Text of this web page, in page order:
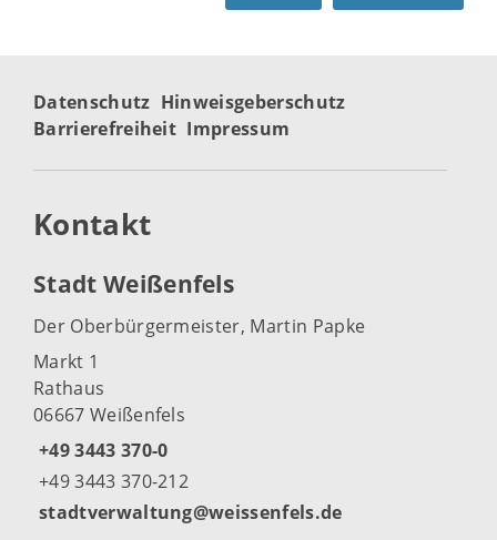
Datenschutz Hinweisgeberschutz
Barrierefreiheit Impressum
Kontakt
Stadt Weißenfels
Der Oberbürgermeister, Martin Papke
Markt 1
Rathaus
06667 Weißenfels
+49 3443 370-0
+49 3443 370-212
stadtverwaltung@weissenfels.de